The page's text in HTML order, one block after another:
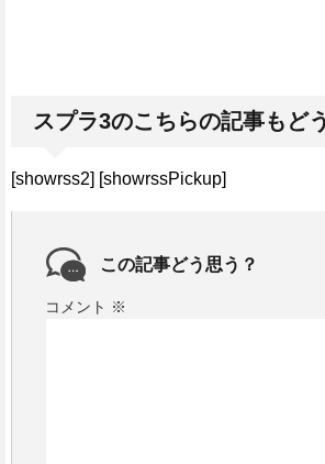
スプラ3のこちらの記事もど
[showrss2] [showrssPickup]
この記事どう思う？
コメント ※